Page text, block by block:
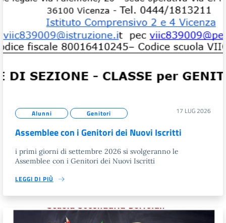
Alunni Genitori 17 LUG 2026
Assemblee con i Genitori dei Nuovi Iscritti
i primi giorni di settembre 2026 si svolgeranno le
Assemblee con i Genitori dei Nuovi Iscritti
LEGGI DI PIÙ